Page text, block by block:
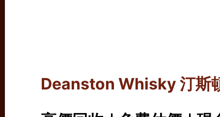
Deanston Whisky 汀斯